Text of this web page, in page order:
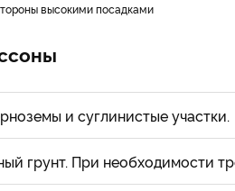
высокими посадками
и суглинистые участки.
грунт. При необходимости